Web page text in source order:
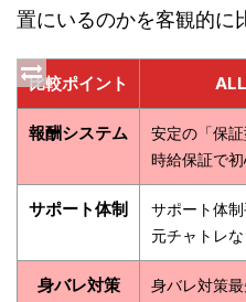
置にいるのかを客観的に
比較ポイント
報酬システム
安定の「保証
時給保証で初
サポート体制
サポート体
元チャトレ
身バレ対策
身バレ対策